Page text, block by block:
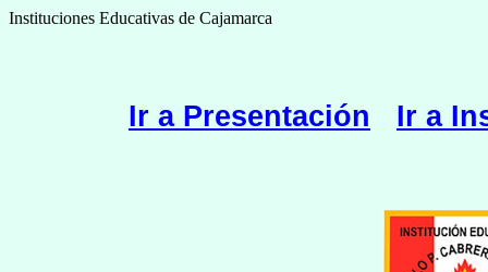
Instituciones Educativas de Cajamarca
Ir a Presentación Ir a